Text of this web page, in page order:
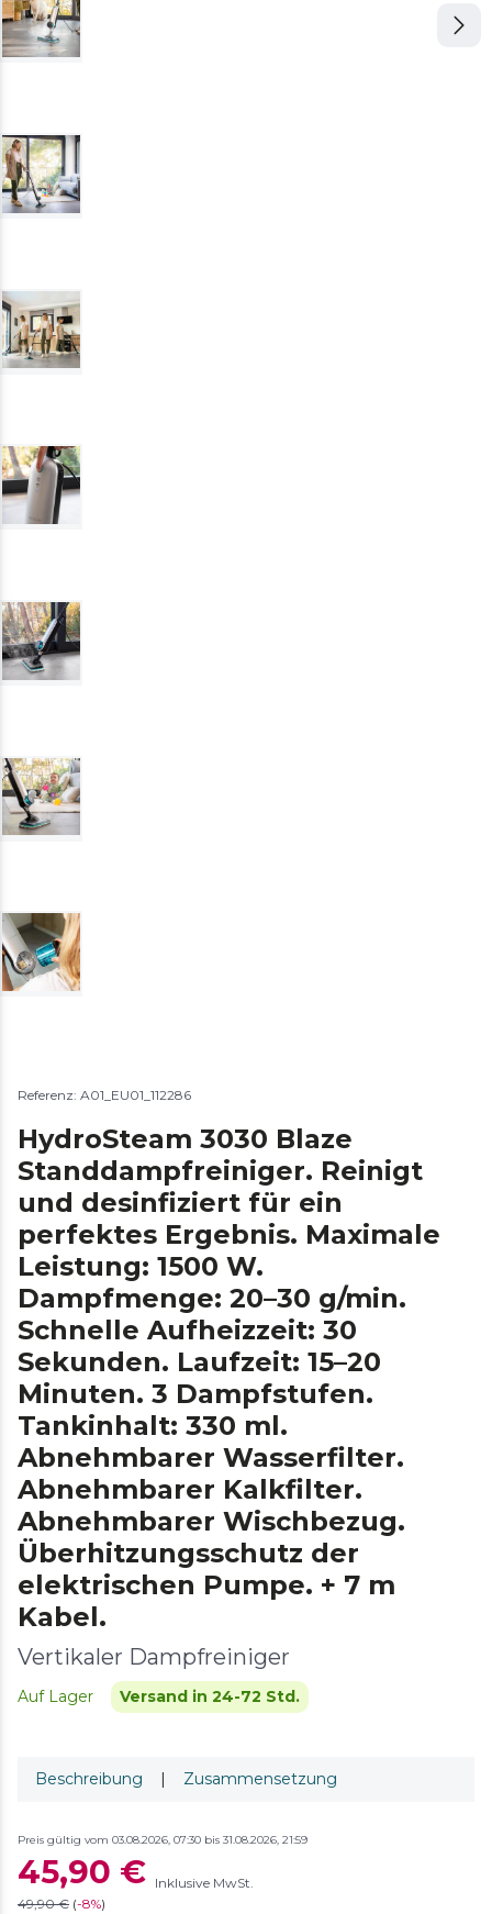
Referenz: A01_EU01_112286
HydroSteam 3030 Blaze
Standdampfreiniger. Reinigt
und desinfiziert für ein
perfektes Ergebnis. Maximale
Leistung: 1500 W.
Dampfmenge: 20–30 g/min.
Schnelle Aufheizzeit: 30
Sekunden. Laufzeit: 15–20
Minuten. 3 Dampfstufen.
Tankinhalt: 330 ml.
Abnehmbarer Wasserfilter.
Abnehmbarer Kalkfilter.
Abnehmbarer Wischbezug.
Überhitzungsschutz der
elektrischen Pumpe. + 7 m
Kabel.
Vertikaler Dampfreiniger
Auf Lager Versand in 24-72 Std.
Beschreibung | Zusammensetzung
Preis gültig vom 03.08.2026, 07:30 bis 31.08.2026, 21:59
45,90 € Inklusive MwSt.
49,90 € (-8%)